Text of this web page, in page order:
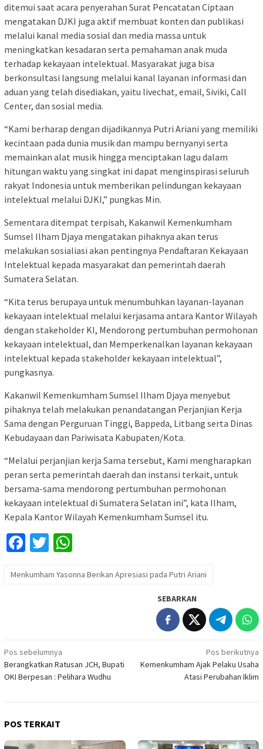
ditemui saat acara penyerahan Surat Pencatatan Ciptaan
mengatakan DJKI juga aktif membuat konten dan publikasi
melalui kanal media sosial dan media massa untuk
meningkatkan kesadaran serta pemahaman anak muda
terhadap kekayaan intelektual. Masyarakat juga bisa
berkonsultasi langsung melalui kanal layanan informasi dan
aduan yang telah disediakan, yaitu livechat, email, Siviki, Call
Center, dan sosial media.
“Kami berharap dengan dijadikannya Putri Ariani yang memiliki
kecintaan pada dunia musik dan mampu bernyanyi serta
memainkan alat musik hingga menciptakan lagu dalam
hitungan waktu yang singkat ini dapat menginspirasi seluruh
rakyat Indonesia untuk memberikan pelindungan kekayaan
intelektual melalui DJKI,” pungkas Min.
Sementara ditempat terpisah, Kakanwil Kemenkumham
Sumsel Ilham Djaya mengatakan pihaknya akan terus
melakukan sosialiasi akan pentingnya Pendaftaran Kekayaan
Intelektual kepada masyarakat dan pemerintah daerah
Sumatera Selatan.
“Kita terus berupaya untuk menumbuhkan layanan-layanan
kekayaan intelektual melalui kerjasama antara Kantor Wilayah
dengan stakeholder KI, Mendorong pertumbuhan permohonan
kekayaan intelektual, dan Memperkenalkan layanan kekayaan
intelektual kepada stakeholder kekayaan intelektual”,
pungkasnya.
Kakanwil Kemenkumham Sumsel Ilham Djaya menyebut
pihaknya telah melakukan penandatangan Perjanjian Kerja
Sama dengan Perguruan Tinggi, Bappeda, Litbang serta Dinas
Kebudayaan dan Pariwisata Kabupaten/Kota.
“Melalui perjanjian kerja Sama tersebut, Kami mengharapkan
peran serta pemerintah daerah dan instansi terkait, untuk
bersama-sama mendorong pertumbuhan permohonan
kekayaan intelektual di Sumatera Selatan ini”, kata Ilham,
Kepala Kantor Wilayah Kemenkumham Sumsel itu.
Facebook
Twitter
Menkumham Yasonna Berikan Apresiasi pada Putri Ariani
SEBARKAN
Navigasi
pos
Pos sebelumnya
Berangkatkan Ratusan JCH, Bupati
OKI Berpesan : Pelihara Wudhu
Pos berikutnya
Kemenkumham Ajak Pelaku Usaha
Atasi Perubahan Iklim
POS TERKAIT